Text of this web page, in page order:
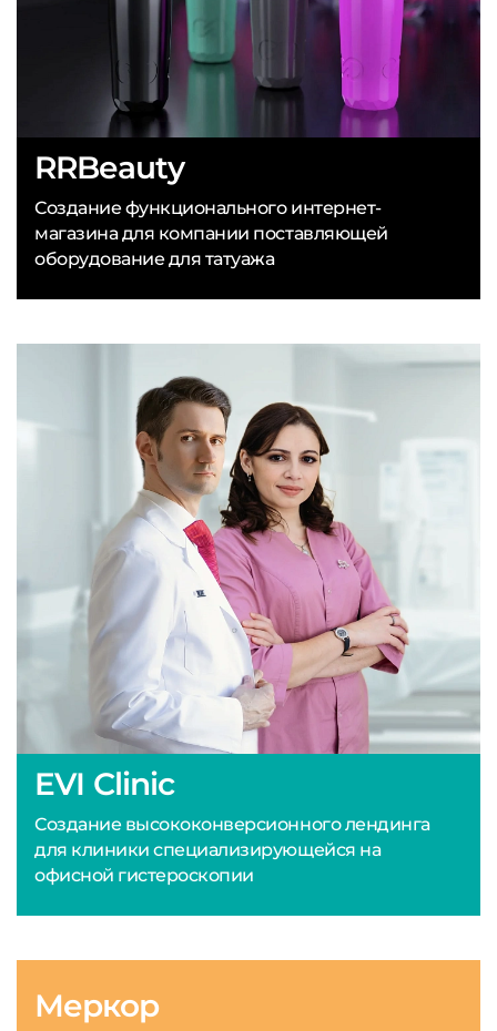
EVI Clinic
Создание высококонверсионного лендинга
для клиники специализирующейся на
офисной гистероскопии
RRBeauty
Создание функционального интернет-
магазина для компании поставляющей
оборудование для татуажа
Меркор